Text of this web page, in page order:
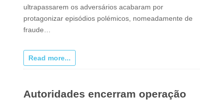
ultrapassarem os adversários acabaram por
protagonizar episódios polémicos, nomeadamente de
fraude…
Read more...
Autoridades encerram operação